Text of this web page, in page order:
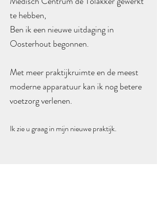
te hebben,
Ben ik een nieuwe uitdaging in
Oosterhout begonnen.
Met meer praktijkruimte en de meest
moderne apparatuur kan ik nog betere
voetzorg verlenen.
Ik zie u graag in mijn nieuwe praktijk.